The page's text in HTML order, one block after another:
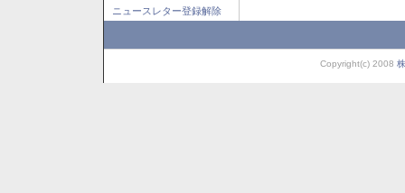
ニュースレター登録解除
Copyright(c) 2008